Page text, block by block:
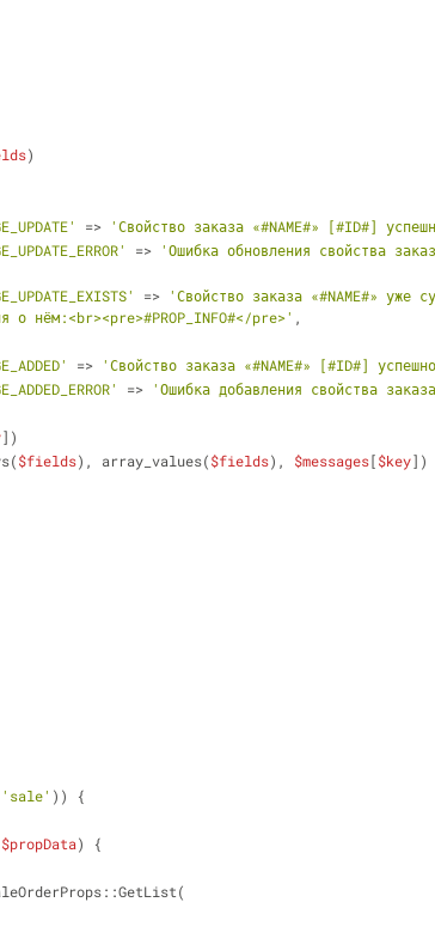
)
=> 'Свойство заказа «#NAME#» [#ID#]
=> 'Ошибка обновления свойства
=> 'Свойство заказа «#NAME#» уже
о нём:<br><pre>#PROP_INFO#</pre>' ,
=> 'Свойство заказа «#NAME#» [#ID#]
=> 'Ошибка добавления свойства заказа
])
$fields), array_values($fields), $messages[$key])
'sale' )) {
$propData) {